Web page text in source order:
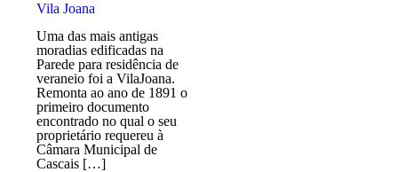
Vila Joana
Uma das mais antigas
moradias edificadas na
Parede para residência de
veraneio foi a VilaJoana.
Remonta ao ano de 1891 o
primeiro documento
encontrado no qual o seu
proprietário requereu à
Câmara Municipal de
Cascais […]